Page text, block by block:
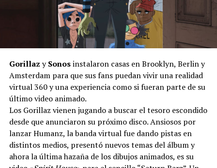
Gorillaz ySonosinstalaron casas en Brooklyn, Berlin y
Amsterdam para que sus fans puedan vivir una realidad
virtual 360 y una experiencia como si fueran parte de su
último video animado.
Los Gorillaz vienen jugando a buscar el tesoro escondido
desde que anunciaron su próximo disco. Ansiosos por
lanzar Humanz, la banda virtual fue dando pistas en
distintos medios, presentó nuevos temas del álbum y
ahora la última hazaña de los dibujos animados, es su